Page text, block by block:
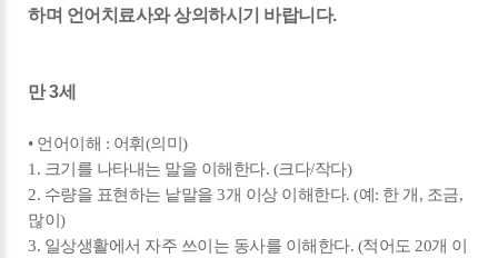
하며 언어치료사와 상의하시기 바랍니다.
만 3세
• 언어이해 : 어휘(의미)
1. 크기를 나타내는 말을 이해한다. (크다/작다)
2. 수량을 표현하는 낱말을 3개 이상 이해한다. (예: 한 개, 조금,
많이)
3. 일상생활에서 자주 쓰이는 동사를 이해한다. (적어도 20개 이